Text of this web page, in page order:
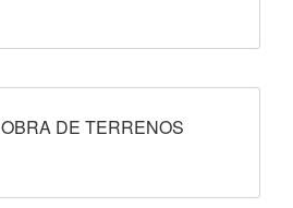
OBRA DE TERRENOS